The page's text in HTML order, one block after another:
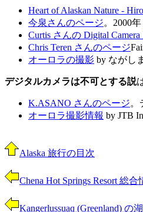
Heart of Alaskan Nature -
今泉さんのページ。2000
Curtis さんの Digital Camera
Chris Teren さんのページ
オーロラの撮影 by ながし
デジタルカメラは不可とする説
K.ASANO さんのページ。
オーロラ撮影情報 by JTB
Alaska 旅行の目次
Chena Hot Springs Resort 総合
Kangerlussuaq (Greenland)